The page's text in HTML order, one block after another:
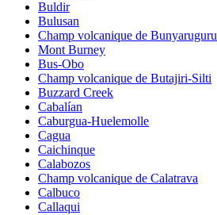
Buldir
Bulusan
Champ volcanique de Bunyaruguru
Mont Burney
Bus-Obo
Champ volcanique de Butajiri-Silti
Buzzard Creek
Cabalían
Caburgua-Huelemolle
Cagua
Caichinque
Calabozos
Champ volcanique de Calatrava
Calbuco
Callaqui